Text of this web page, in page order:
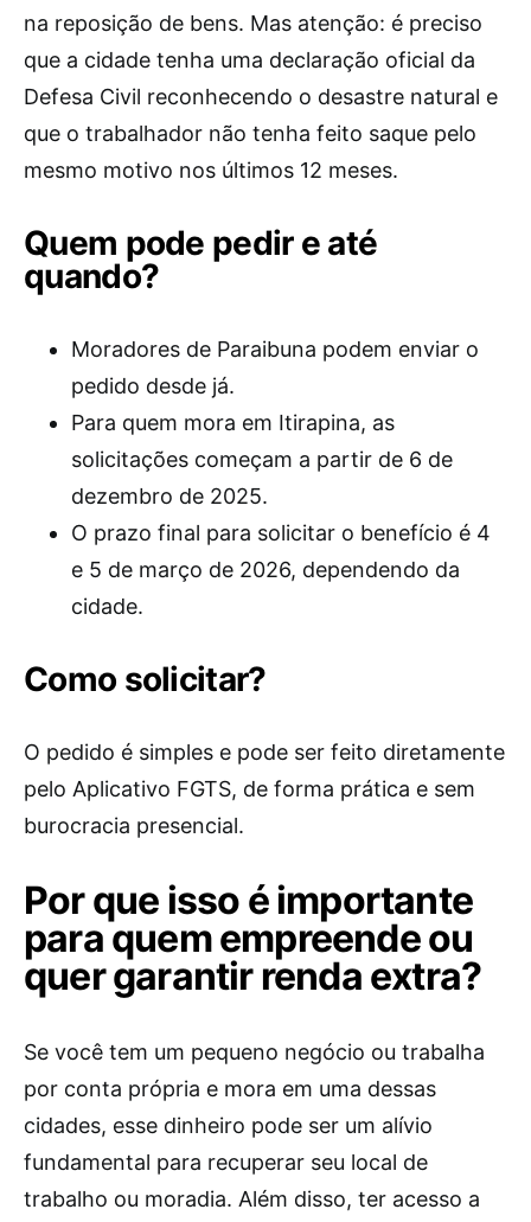
na reposição de bens. Mas atenção: é preciso
que a cidade tenha uma declaração oficial da
Defesa Civil reconhecendo o desastre natural e
que o trabalhador não tenha feito saque pelo
mesmo motivo nos últimos 12 meses.
Quem pode pedir e até
quando?
Moradores de Paraibuna podem enviar o
pedido desde já.
Para quem mora em Itirapina, as
solicitações começam a partir de 6 de
dezembro de 2025.
O prazo final para solicitar o benefício é 4
e 5 de março de 2026, dependendo da
cidade.
Como solicitar?
O pedido é simples e pode ser feito diretamente
pelo Aplicativo FGTS, de forma prática e sem
burocracia presencial.
Por que isso é importante
para quem empreende ou
quer garantir renda extra?
Se você tem um pequeno negócio ou trabalha
por conta própria e mora em uma dessas
cidades, esse dinheiro pode ser um alívio
fundamental para recuperar seu local de
trabalho ou moradia. Além disso, ter acesso a